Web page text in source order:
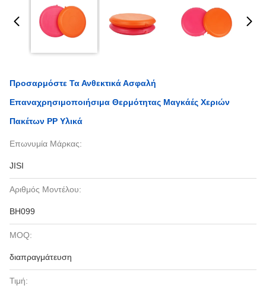
Προσαρμόστε Τα Ανθεκτικά Ασφαλή
Επαναχρησιμοποιήσιμα Θερμότητας Μαγκάές Χεριών
Πακέτων PP Υλικά
Επωνυμία Μάρκας:
JISI
Αριθμός Μοντέλου:
BH099
MOQ:
διαπραγμάτευση
Τιμή: